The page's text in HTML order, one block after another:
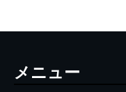
メニュー